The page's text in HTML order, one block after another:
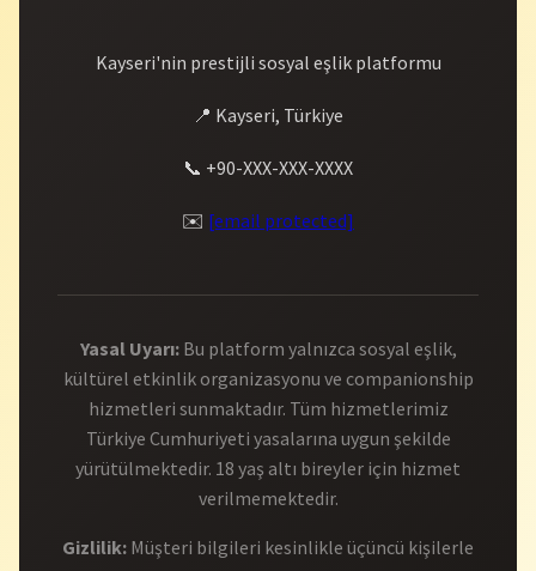
Kayseri'nin prestijli sosyal eşlik platformu
📍 Kayseri, Türkiye
📞 +90-XXX-XXX-XXXX
✉️ [email protected]
Yasal Uyarı:Bu platform yalnızca sosyal eşlik,
kültürel etkinlik organizasyonu ve companionship
hizmetleri sunmaktadır. Tüm hizmetlerimiz
Türkiye Cumhuriyeti yasalarına uygun şekilde
yürütülmektedir. 18 yaş altı bireyler için hizmet
verilmemektedir.
Gizlilik: Müşteri bilgileri kesinlikle üçüncü kişilerle